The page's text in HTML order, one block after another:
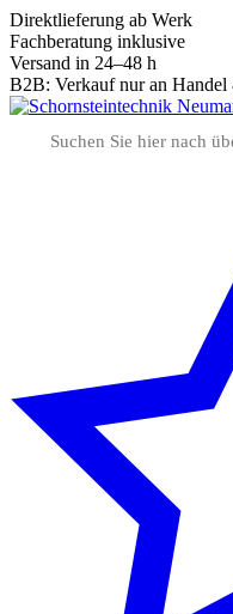
Direktlieferung ab Werk
Fachberatung inklusive
Versand in 24–48 h
B2B: Verkauf nur an